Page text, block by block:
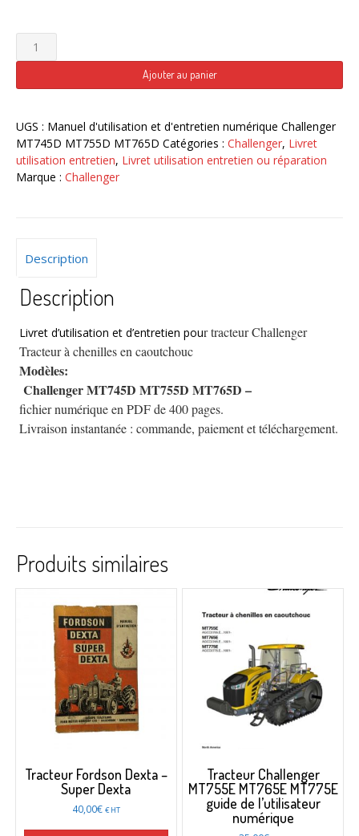
quantité
de
Challenger
MT755D
MT765D
guide
de
Ajouter au panier
UGS : Manuel d'utilisation et d'entretien numérique Challenger
MT745D MT755D MT765D Catégories : Challenger, Livret
utilisation entretien, Livret utilisation entretien ou réparation
Marque : Challenger
Description
Description
Livret d’utilisation et d’entretien pour tracteur Challenger
Tracteur à chenilles en caoutchouc
Modèles:
Challenger MT745D MT755D MT765D –
fichier numérique en PDF de 400 pages.
Livraison instantanée : commande, paiement et téléchargement.
Produits similaires
Tracteur Fordson Dexta –
Super Dexta
40,00€ € HT
Tracteur Challenger
MT755E MT765E MT775E
guide de l’utilisateur
numérique